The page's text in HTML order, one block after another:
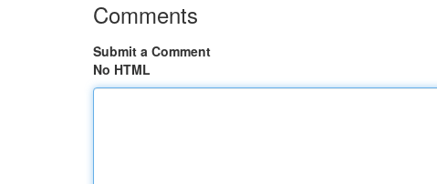
Comments
Submit a Comment
No HTML